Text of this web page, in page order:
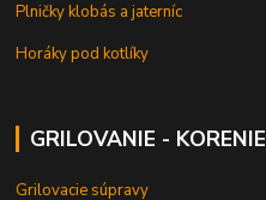
Plničky klobás a jaterníc
Horáky pod kotlíky
GRILOVANIE - KORENIE
Grilovacie súpravy